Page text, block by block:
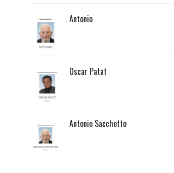
Antonio
Oscar Patat
Antonio Sacchetto